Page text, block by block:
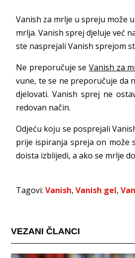
Vanish za mrlje u spreju može
mrlja. Vanish sprej djeluje već
ste nasprejali Vanish sprejom
Ne preporučuje seVanish za
vune, te se ne preporučuje da
djelovati. Vanish sprej ne
redovan način.
Odjeću koju se posprejali
prije ispiranja spreja on može
doista izblijedi, a ako se mrlje
Tagovi: Vanish, Vanish gel,
VEZANI ČLANCI